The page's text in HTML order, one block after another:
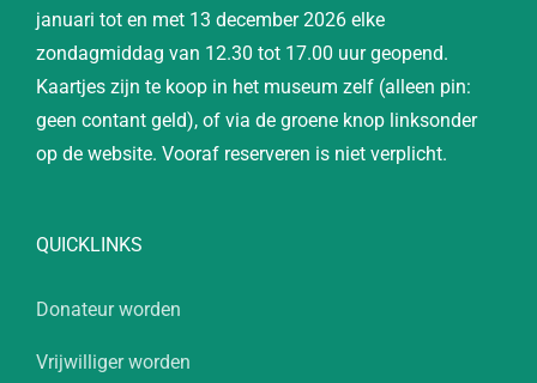
januari tot en met 13 december 2026 elke
zondagmiddag van 12.30 tot 17.00 uur geopend.
Kaartjes zijn te koop in het museum zelf (alleen pin:
geen contant geld), of via de groene knop linksonder
op de website. Vooraf reserveren is niet verplicht.
QUICKLINKS
Donateur worden
Vrijwilliger worden